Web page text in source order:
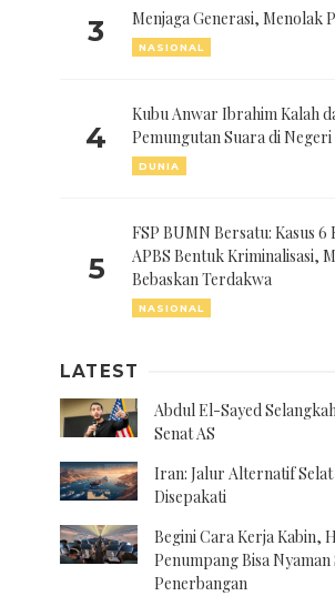
3 Menjaga Generasi, Menolak
NASIONAL
4
Kubu Anwar Ibrahim Kalah
Pemungutan Suara di Negeri
DUNIA
5
FSP BUMN Bersatu: Kasus 6
APBS Bentuk Kriminalisasi,
Bebaskan Terdakwa
NASIONAL
LATEST
Abdul El-Sayed
Senat AS
Iran: Jalur Alternatif
Disepakati
Begini Cara Kerja Kabin,
Penumpang Bisa Nyaman
Penerbangan